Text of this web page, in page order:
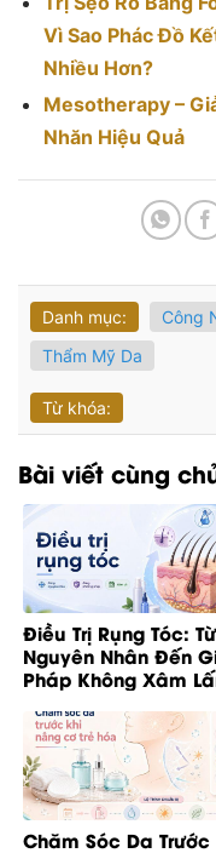
Vì Sao Phác Đồ
Nhiều Hơn?
Mesotherapy –
Nhăn Hiệu Quả
Danh mục: Công
Thẩm Mỹ Da
Từ khóa:
Bài viết cùng
Điều Trị Rụng Tóc: Từ
Nguyên Nhân Đến
Pháp Không Xâm
Chăm Sóc Da Trước